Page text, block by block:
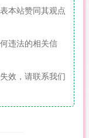
本站赞同其观点
违法的相关信
效，请联系我们